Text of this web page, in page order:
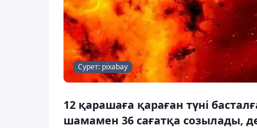
Сурет: pixabay
12 қарашаға қараған түні
шамамен 36 сағатқа созылады,